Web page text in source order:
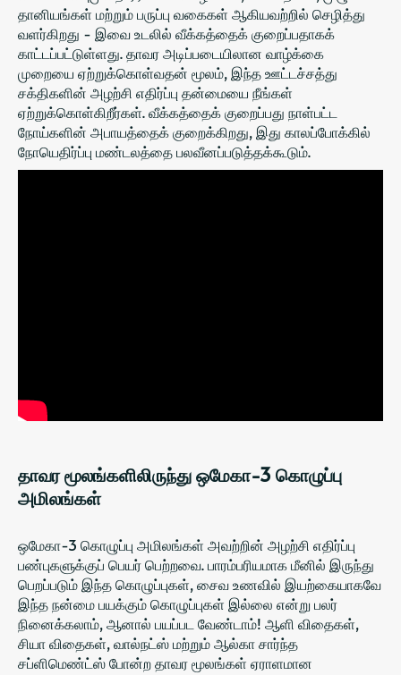
தானியங்கள் மற்றும் பருப்பு வகைகள் ஆகியவற்றில் செழித்து
வளர்கிறது - இவை உடலில் வீக்கத்தைக் குறைப்பதாகக்
காட்டப்பட்டுள்ளது. தாவர அடிப்படையிலான வாழ்க்கை
முறையை ஏற்றுக்கொள்வதன் மூலம், இந்த ஊட்டச்சத்து
சக்திகளின் அழற்சி எதிர்ப்பு தன்மையை நீங்கள்
ஏற்றுக்கொள்கிறீர்கள். வீக்கத்தைக் குறைப்பது நாள்பட்ட
நோய்களின் அபாயத்தைக் குறைக்கிறது, இது காலப்போக்கில்
நோயெதிர்ப்பு மண்டலத்தை பலவீனப்படுத்தக்கூடும்.
தாவர மூலங்களிலிருந்து ஒமேகா-3 கொழுப்பு
அமிலங்கள்
ஒமேகா-3 கொழுப்பு அமிலங்கள் அவற்றின் அழற்சி எதிர்ப்பு
பண்புகளுக்குப் பெயர் பெற்றவை. பாரம்பரியமாக மீனில் இருந்து
பெறப்படும் இந்த கொழுப்புகள், சைவ உணவில் இயற்கையாகவே
இந்த நன்மை பயக்கும் கொழுப்புகள் இல்லை என்று பலர்
நினைக்கலாம், ஆனால் பயப்பட வேண்டாம்! ஆளி விதைகள்,
சியா விதைகள், வால்நட்ஸ் மற்றும் ஆல்கா சார்ந்த
சப்ளிமெண்ட்ஸ் போன்ற தாவர மூலங்கள் ஏராளமான